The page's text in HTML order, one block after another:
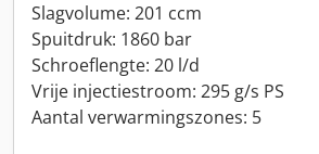
Slagvolume: 201 ccm
Spuitdruk: 1860 bar
Schroeflengte: 20 l/d
Vrije injectiestroom: 295 g/s PS
Aantal verwarmingszones: 5